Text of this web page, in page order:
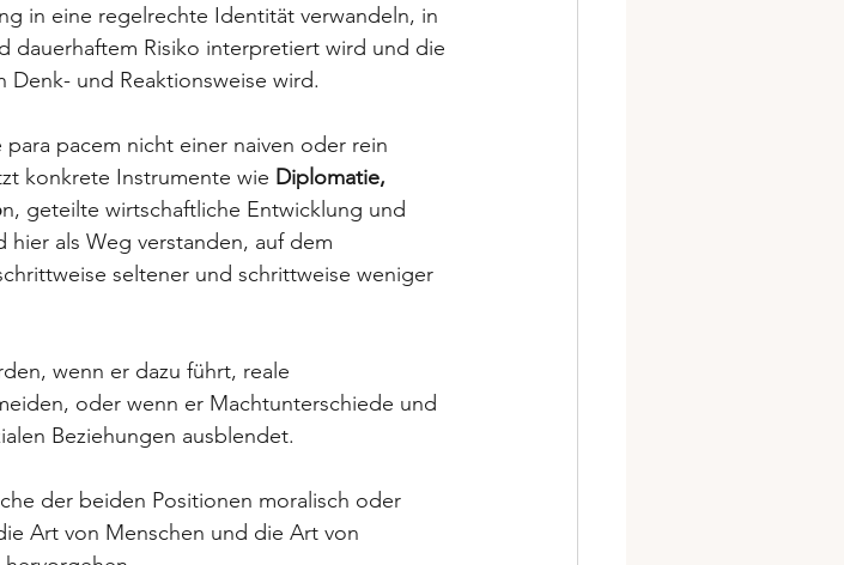
in eine regelrechte Identität verwandeln, in
dauerhaftem Risiko interpretiert wird und die
und Reaktionsweise wird.
pacem nicht einer naiven oder rein
konkrete Instrumente wie Diplomatie,
n, geteilte wirtschaftliche Entwicklung und
hier als Weg verstanden, auf dem
seltener und schrittweise weniger
wenn er dazu führt, reale
oder wenn er Machtunterschiede und
Beziehungen ausblendet.
der beiden Positionen moralisch oder
Art von Menschen und die Art von